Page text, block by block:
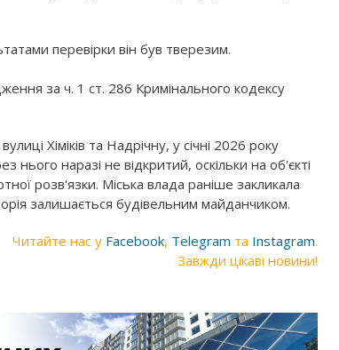
перевірки він був тверезим.
за ч. 1 ст. 286 Кримінального кодексу
Хіміків та Надрічну, у січні 2026 року
нього наразі не відкритий, оскільки на об'єкті
розв'язки. Міська влада раніше закликала
залишається будівельним майданчиком.
Читайте нас у Facebook, Telegram та Instagram.
Завжди цікаві новини!